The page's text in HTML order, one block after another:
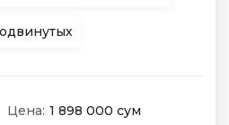
Цена: 1 898 000 сум